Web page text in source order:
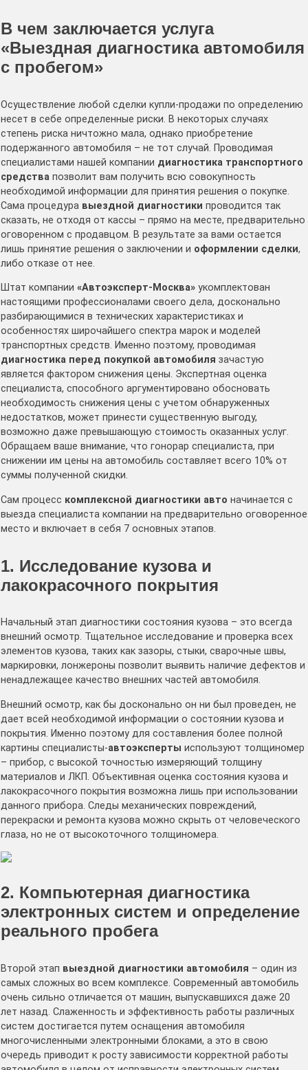
В чем заключается услуга
«Выездная диагностика автомобиля
с пробегом»
Осуществление любой сделки купли-продажи по определению
несет в себе определенные риски. В некоторых случаях
степень риска ничтожно мала, однако приобретение
подержанного автомобиля – не тот случай. Проводимая
специалистами нашей компании диагностика транспортного
средства позволит вам получить всю совокупность
необходимой информации для принятия решения о покупке.
Сама процедура выездной диагностики проводится так
сказать, не отходя от кассы – прямо на месте, предварительно
оговоренном с продавцом. В результате за вами остается
лишь принятие решения о заключении и оформлении сделки,
либо отказе от нее.
Штат компании «Автоэксперт-Москва» укомплектован
настоящими профессионалами своего дела, досконально
разбирающимися в технических характеристиках и
особенностях широчайшего спектра марок и моделей
транспортных средств. Именно поэтому, проводимая
диагностика перед покупкой автомобиля зачастую
является фактором снижения цены. Экспертная оценка
специалиста, способного аргументировано обосновать
необходимость снижения цены с учетом обнаруженных
недостатков, может принести существенную выгоду,
возможно даже превышающую стоимость оказанных услуг.
Обращаем ваше внимание, что гонорар специалиста, при
снижении им цены на автомобиль составляет всего 10% от
суммы полученной скидки.
Сам процесс комплексной диагностики авто начинается с
выезда специалиста компании на предварительно оговоренное
место и включает в себя 7 основных этапов.
1. Исследование кузова и
лакокрасочного покрытия
Начальный этап диагностики состояния кузова – это всегда
внешний осмотр. Тщательное исследование и проверка всех
элементов кузова, таких как зазоры, стыки, сварочные швы,
маркировки, лонжероны позволит выявить наличие дефектов и
ненадлежащее качество внешних частей автомобиля.
Внешний осмотр, как бы досконально он ни был проведен, не
дает всей необходимой информации о состоянии кузова и
покрытия. Именно поэтому для составления более полной
картины специалисты-автоэксперты используют толщиномер
– прибор, с высокой точностью измеряющий толщину
материалов и ЛКП. Объективная оценка состояния кузова и
лакокрасочного покрытия возможна лишь при использовании
данного прибора. Следы механических повреждений,
перекраски и ремонта кузова можно скрыть от человеческого
глаза, но не от высокоточного толщиномера.
2. Компьютерная диагностика
электронных систем и определение
реального пробега
Второй этап выездной диагностики автомобиля – один из
самых сложных во всем комплексе. Современный автомобиль
очень сильно отличается от машин, выпускавшихся даже 20
лет назад. Слаженность и эффективность работы различных
систем достигается путем оснащения автомобиля
многочисленными электронными блоками, а это в свою
очередь приводит к росту зависимости корректной работы